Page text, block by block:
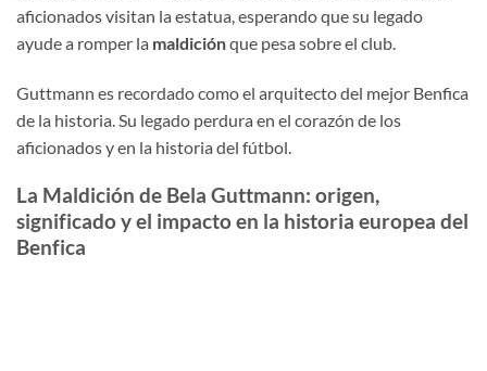
aficionados visitan la estatua, esperando que su legado
ayude a romper la maldiciónque pesa sobre el club.
Guttmann es recordado como el arquitecto del mejor Benfica
de la historia. Su legado perdura en el corazón de los
aficionados y en la historia del fútbol.
La Maldición de Bela Guttmann: origen,
significado y el impacto en la historia europea del
Benfica